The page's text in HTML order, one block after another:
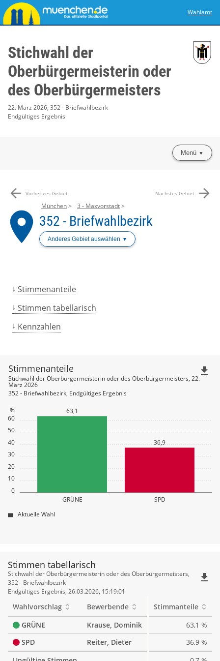
Wahlamt
Stichwahl der
Oberbürgermeisterin oder
des Oberbürgermeisters
22. März 2026, 352 - Briefwahlbezirk
Endgültiges Ergebnis
Menü
arrow_back Vorheriges Gebiet Nächstes Gebiet arrow_forward
place
München 3 - Maxvorstadt
352 - Briefwahlbezirk
Anderes Gebiet auswählen
Stimmenanteile
Stimmen tabellarisch
Kennzahlen
0
10
20
30
40
50
60
%
GRÜNE SPD
63,1
36,9
Stimmenanteile
Stichwahl der Oberbürgermeisterin oder des Oberbürgermeisters, 22.
März 2026
352 - Briefwahlbezirk, Endgültiges Ergebnis
Aktuelle Wahl
file_download
Stimmen tabellarisch
Stimmen
tabellarisch
Stichwahl der Oberbürgermeisterin oder des Oberbürgermeisters,
352 - Briefwahlbezirk
Endgültiges Ergebnis, 26.03.2026, 15:19:01
file_download
Wahlvorschlag Bewerbende
Stimmanteile
GRÜNE
Krause, Dominik
63,1 %
SPD
Reiter, Dieter
36,9 %